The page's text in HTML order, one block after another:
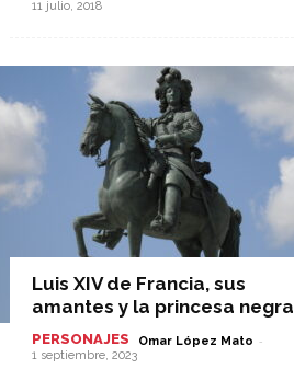
11 julio, 2018
Luis XIV de Francia, sus
amantes y la princesa negra
PERSONAJES Omar López Mato -
1 septiembre, 2023